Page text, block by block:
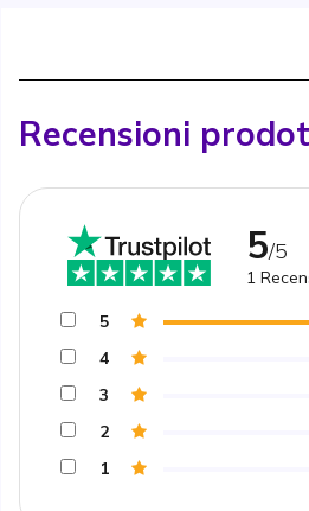
Recensioni
5/5
1
5
4
3
2
1